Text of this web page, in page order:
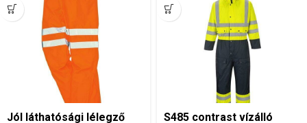
Jól láthatósági lélegző
S485 contrast vízálló